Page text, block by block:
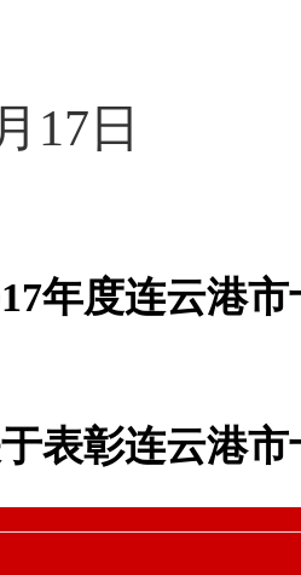
17 日
年度连云港
表彰连云港